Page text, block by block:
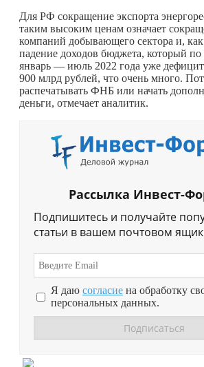
Для РФ сокращение экспорта
таким высоким ценам означает
компаний добывающего сектора и, как
падение доходов бюджета, который по
январь — июль 2022 года уже
900 млрд рублей, что очень много.
распечатывать ФНБ или начать
деньги, отмечает аналитик.
Рассылка Инвест-
Подпишитесь и получайте
статьи в вашем почтовом
Я даю согласие на обработку
персональных данных.